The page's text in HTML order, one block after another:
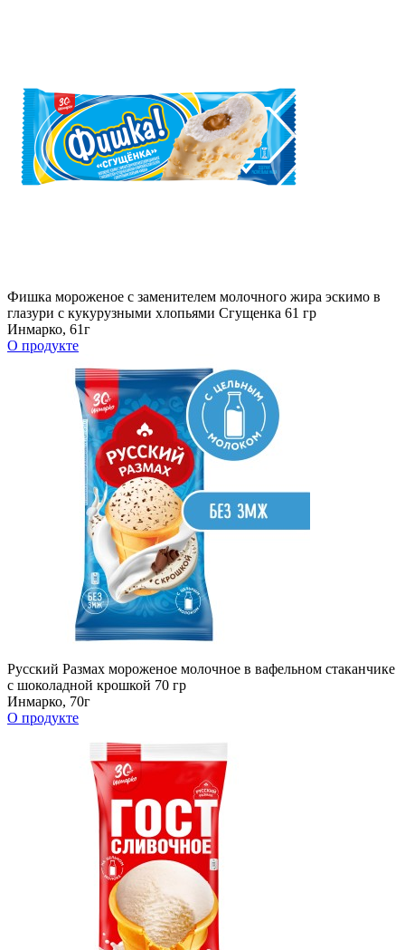
Фишка мороженое с заменителем молочного жира эскимо в
глазури с кукурузными хлопьями Сгущенка 61 гр
Инмарко, 61г
О продукте
Русский Размах мороженое молочное в вафельном стаканчике
с шоколадной крошкой 70 гр
Инмарко, 70г
О продукте